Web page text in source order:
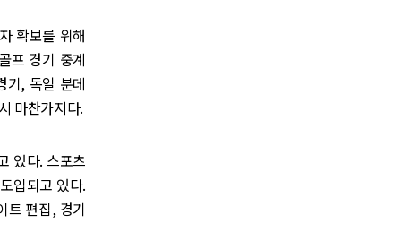
확보를 위해
프 경기 중계
기, 독일 분데
마찬가지다.
있다. 스포츠
입되고 있다.
트 편집, 경기